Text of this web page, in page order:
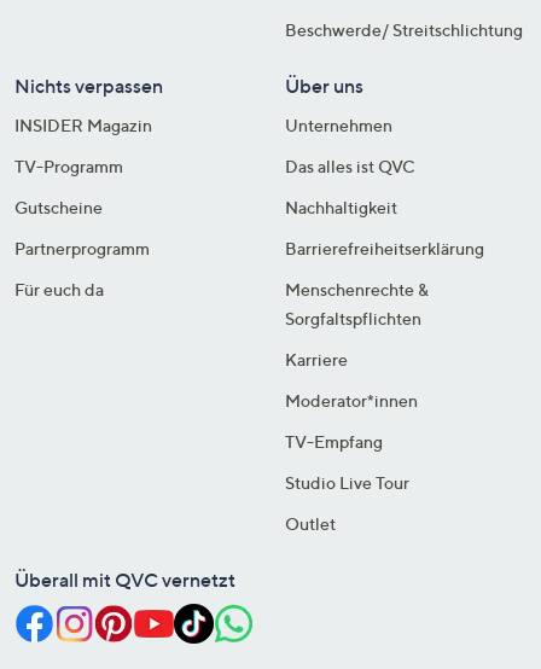
Beschwerde/ Streitschlichtung
Nichts verpassen
INSIDER Magazin
TV-Programm
Gutscheine
Partnerprogramm
Für euch da
Über uns
Unternehmen
Das alles ist QVC
Nachhaltigkeit
Barrierefreiheitserklärung
Menschenrechte &
Sorgfaltspflichten
Karriere
Moderator*innen
TV-Empfang
Studio Live Tour
Outlet
Überall mit QVC vernetzt